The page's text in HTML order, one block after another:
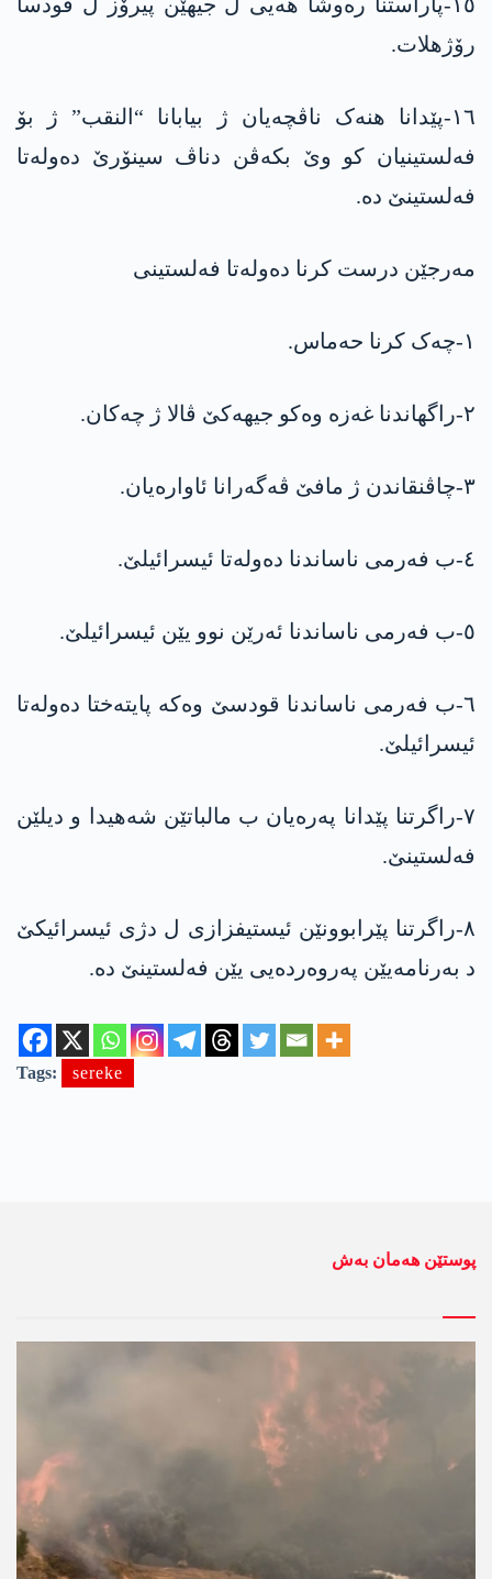
رۆژهلات.
١٦-پێدانا هنەک ناڤچەیان ژ بیابانا “النقب” ژ بۆ
فەلستینیان کو وێ بکەڤن دناڤ سینۆرێ دەولەتا
فەلستینێ دە.
مەرجێن درست کرنا دەولەتا فەلستینی
١-چەک کرنا حەماس.
٢-راگهاندنا غەزە وەکو جیهەکێ ڤالا ژ چەکان.
٣-چاڤنقاندن ژ مافێ ڤەگەرانا ئاوارەیان.
٤-ب فەرمی ناساندنا دەولەتا ئیسرائیلێ.
٥-ب فەرمی ناساندنا ئەرێن نوو یێن ئیسرائیلێ.
٦-ب فەرمی ناساندنا قودسێ وەکە پایتەختا دەولەتا
ئیسرائیلێ.
٧-راگرتنا پێدانا پەرەیان ب مالباتێن شەهیدا و دیلێن
فەلستینێ.
٨-راگرتنا پێرابوونێن ئیستیفزازی ل دژی ئیسرائیکێ
د بەرنامەیێن پەروەردەیی یێن فەلستینێ دە.
Tags: sereke
پوستێن ھەمان بەش